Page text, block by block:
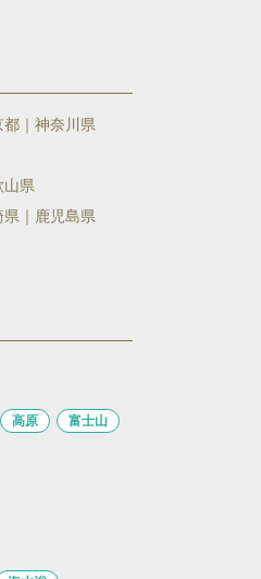
都
神奈川県
山県
県
鹿児島県
高原 富士山